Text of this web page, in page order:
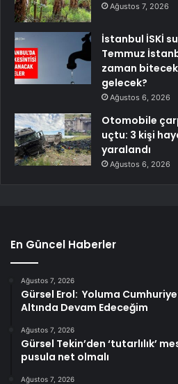
Ağustos 7, 2026
İstanbul İSKİ
Temmuz
zaman
gelecek?
Ağustos 6, 2026
Otomobile
uçtu: 3 kişi
yaralandı
Ağustos 6, 2026
En Güncel Haberler
Ağustos 7, 2026
Gürsel Erol: Yoluma
Altında Devam Edeceğim
Ağustos 7, 2026
Gürsel Tekin’den ‘tutarlılık’
pusula net olmalı
Ağustos 7, 2026